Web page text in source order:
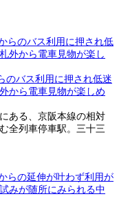
のバス利用に押され低迷
から電車見物が楽しめ
ある、京阪本線の相対
全列車停車駅。三十三